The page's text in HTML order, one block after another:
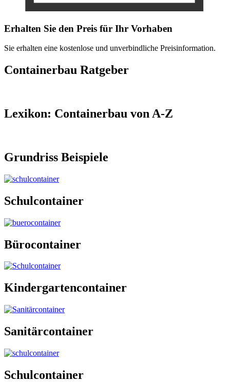
Erhalten Sie den Preis für Ihr Vorhaben
Sie erhalten eine kostenlose und unverbindliche Preisinformation.
Containerbau Ratgeber
Lexikon: Containerbau von A-Z
Grundriss Beispiele
Schulcontainer
Bürocontainer
Kindergartencontainer
Sanitärcontainer
Schulcontainer